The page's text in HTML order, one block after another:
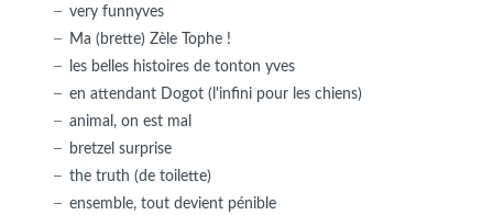
very funnyves
Ma (brette) Zèle Tophe !
les belles histoires de tonton yves
en attendant Dogot (l'infini pour les chiens)
animal, on est mal
bretzel surprise
the truth (de toilette)
ensemble, tout devient pénible